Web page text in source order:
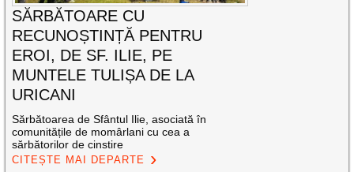
SĂRBĂTOARE CU
RECUNOȘTINȚĂ PENTRU
EROI, DE SF. ILIE, PE
MUNTELE TULIȘA DE LA
URICANI
Sărbătoarea de Sfântul Ilie, asociată în
comunitățile de momârlani cu cea a
sărbătorilor de cinstire
CITEȘTE MAI DEPARTE